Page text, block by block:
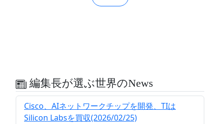
編集長が選ぶ世界のNews
Cisco、AIネットワークチップを開発、TIは
Silicon Labsを買収(2026/02/25)